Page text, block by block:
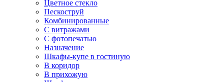
Цветное стекло
Пескоструй
Комбинированные
С витражами
С фотопечатью
Назначение
Шкафы-купе в гостиную
В коридор
В прихожую